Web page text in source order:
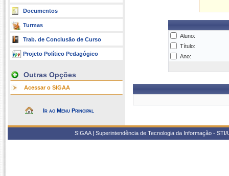
Documentos
Turmas
Trab. de Conclusão de Curso
Projeto Político Pedagógico
Outras Opções
Acessar o SIGAA
Ir ao Menu Principal
Aluno:
Título:
Ano:
SIGAA | Superintendência de Tecnologia da Informação -